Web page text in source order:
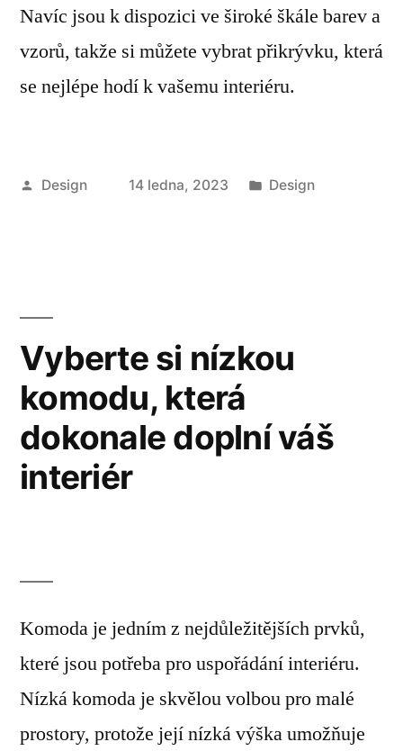
Navíc jsou k dispozici ve široké škále barev a
vzorů, takže si můžete vybrat přikrývku, která
se nejlépe hodí k vašemu interiéru.
Autor
Design 14 ledna, 2023
Publikováno
Design
Vyberte si nízkou
komodu, která
dokonale doplní váš
interiér
Komoda je jedním z nejdůležitějších prvků,
které jsou potřeba pro uspořádání interiéru.
Nízká komoda je skvělou volbou pro malé
prostory, protože její nízká výška umožňuje